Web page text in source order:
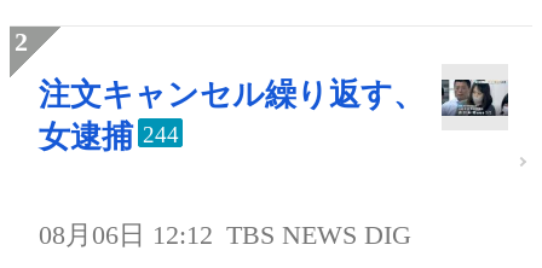
注文キャンセル繰り返す、
女逮捕 244
08月06日 12:12 TBS NEWS DIG